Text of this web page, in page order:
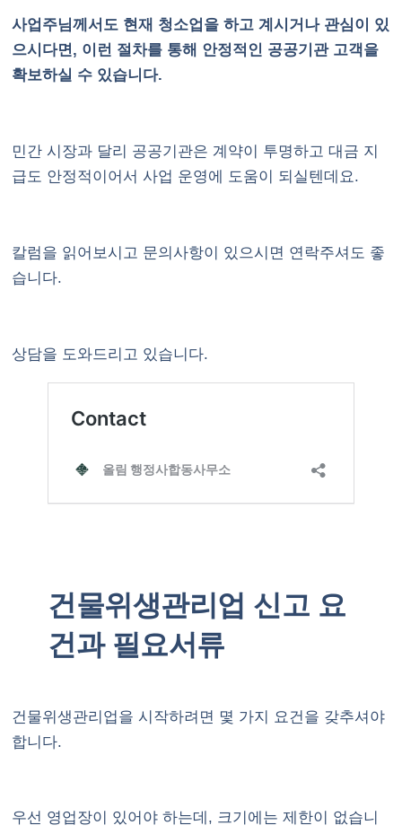
사업주님께서도 현재 청소업을 하고 계시거나 관심이 있
으시다면, 이런 절차를 통해 안정적인 공공기관 고객을
확보하실 수 있습니다.
민간 시장과 달리 공공기관은 계약이 투명하고 대금 지
급도 안정적이어서 사업 운영에 도움이 되실텐데요.
칼럼을 읽어보시고 문의사항이 있으시면 연락주셔도 좋
습니다.
상담을 도와드리고 있습니다.
건물위생관리업 신고 요
건과 필요서류
건물위생관리업을 시작하려면 몇 가지 요건을 갖추셔야
합니다.
우선 영업장이 있어야 하는데, 크기에는 제한이 없습니